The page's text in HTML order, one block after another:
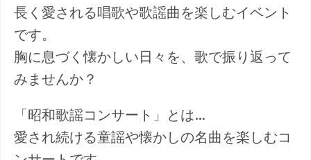
長く愛される唱歌や歌謡曲を楽しむイベント
です。
胸に息づく懐かしい日々を、歌で振り返って
みませんか？
「昭和歌謡コンサート」とは…
愛され続ける童謡や懐かしの名曲を楽しむコ